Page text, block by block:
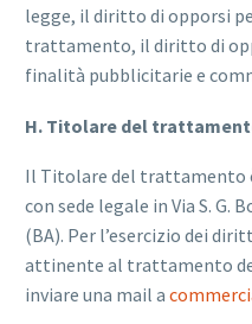
legge, il diritto di opporsi
trattamento, il diritto di
finalità pubblicitarie e
H. Titolare del
Il Titolare del trattamento
con sede legale in Via S. G.
(BA). Per l’esercizio dei
attinente al trattamento
inviare una mail a